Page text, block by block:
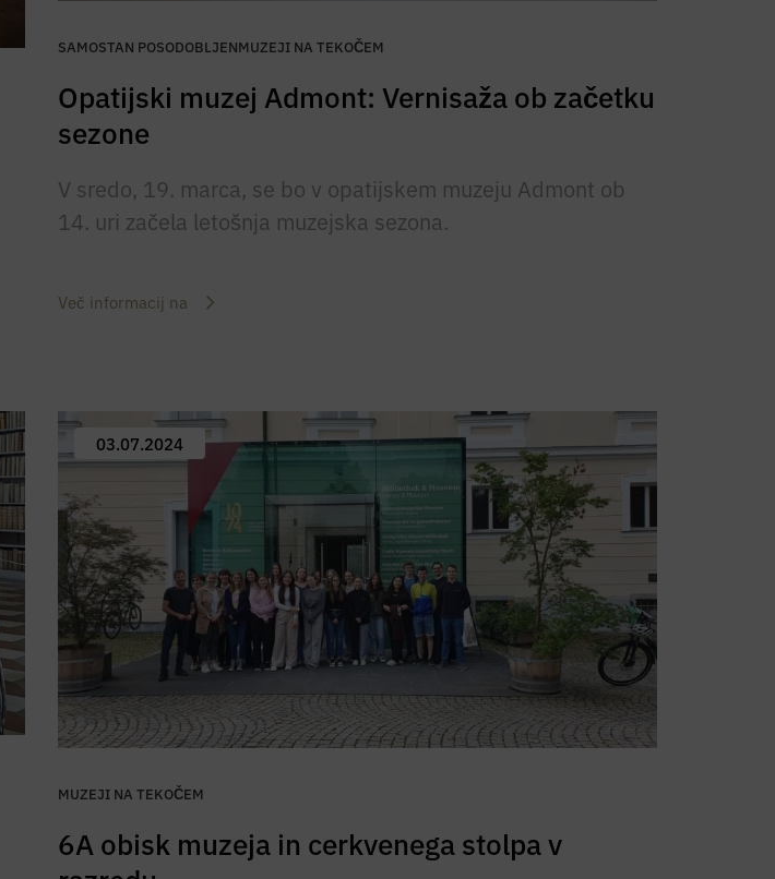
SAMOSTAN POSODOBLJENMUZEJI NA TEKOČEM
Opatijski muzej Admont: Vernisaža ob začetku
sezone
V sredo, 19. marca, se bo v opatijskem muzeju Admont ob
14. uri začela letošnja muzejska sezona.
Več informacij na
03.07.2024
MUZEJI NA TEKOČEM
6A obisk muzeja in cerkvenega stolpa v